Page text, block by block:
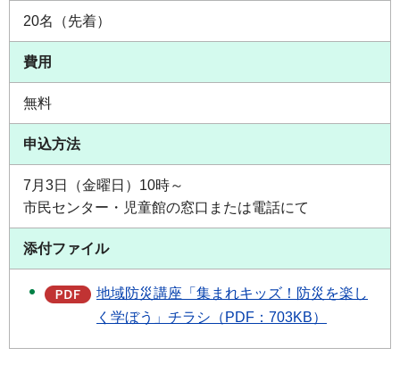
20名（先着）
費用
無料
申込方法
7月3日（金曜日）10時～
市民センター・児童館の窓口または電話にて
添付ファイル
地域防災講座「集まれキッズ！防災を楽し
く学ぼう」チラシ（PDF：703KB）